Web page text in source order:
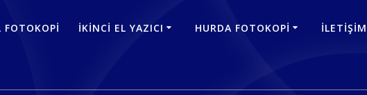
FOTOKOPI İKINCI EL YAZICI HURDA FOTOKOPI İLETIŞIM